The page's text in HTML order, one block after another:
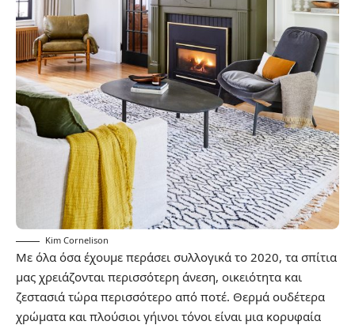
Kim Cornelison
Με όλα όσα έχουμε περάσει συλλογικά το 2020, τα σπίτια
μας χρειάζονται περισσότερη άνεση, οικειότητα και
ζεστασιά τώρα περισσότερο από ποτέ. Θερμά ουδέτερα
χρώματα και πλούσιοι γήινοι τόνοι είναι μια κορυφαία